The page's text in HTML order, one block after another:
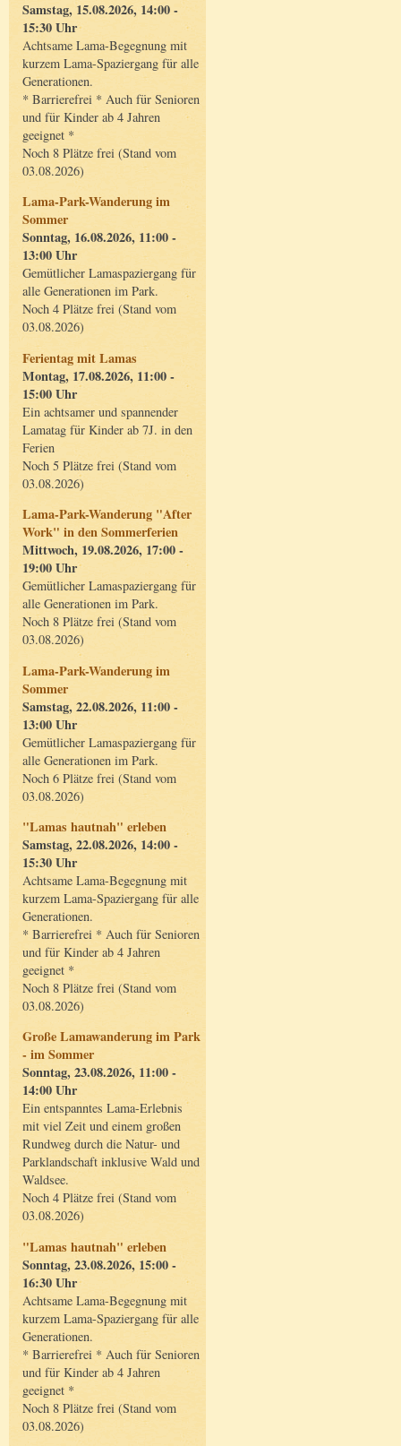
Samstag, 15.08.2026, 14:00 -
15:30 Uhr
Achtsame Lama-Begegnung mit
kurzem Lama-Spaziergang für alle
Generationen.
* Barrierefrei * Auch für Senioren
und für Kinder ab 4 Jahren
geeignet *
Noch 8 Plätze frei (Stand vom
03.08.2026)
Lama-Park-Wanderung im
Sommer
Sonntag, 16.08.2026, 11:00 -
13:00 Uhr
Gemütlicher Lamaspaziergang für
alle Generationen im Park.
Noch 4 Plätze frei (Stand vom
03.08.2026)
Ferientag mit Lamas
Montag, 17.08.2026, 11:00 -
15:00 Uhr
Ein achtsamer und spannender
Lamatag für Kinder ab 7J. in den
Ferien
Noch 5 Plätze frei (Stand vom
03.08.2026)
Lama-Park-Wanderung "After
Work" in den Sommerferien
Mittwoch, 19.08.2026, 17:00 -
19:00 Uhr
Gemütlicher Lamaspaziergang für
alle Generationen im Park.
Noch 8 Plätze frei (Stand vom
03.08.2026)
Lama-Park-Wanderung im
Sommer
Samstag, 22.08.2026, 11:00 -
13:00 Uhr
Gemütlicher Lamaspaziergang für
alle Generationen im Park.
Noch 6 Plätze frei (Stand vom
03.08.2026)
"Lamas hautnah" erleben
Samstag, 22.08.2026, 14:00 -
15:30 Uhr
Achtsame Lama-Begegnung mit
kurzem Lama-Spaziergang für alle
Generationen.
* Barrierefrei * Auch für Senioren
und für Kinder ab 4 Jahren
geeignet *
Noch 8 Plätze frei (Stand vom
03.08.2026)
Große Lamawanderung im Park
- im Sommer
Sonntag, 23.08.2026, 11:00 -
14:00 Uhr
Ein entspanntes Lama-Erlebnis
mit viel Zeit und einem großen
Rundweg durch die Natur- und
Parklandschaft inklusive Wald und
Waldsee.
Noch 4 Plätze frei (Stand vom
03.08.2026)
"Lamas hautnah" erleben
Sonntag, 23.08.2026, 15:00 -
16:30 Uhr
Achtsame Lama-Begegnung mit
kurzem Lama-Spaziergang für alle
Generationen.
* Barrierefrei * Auch für Senioren
und für Kinder ab 4 Jahren
geeignet *
Noch 8 Plätze frei (Stand vom
03.08.2026)